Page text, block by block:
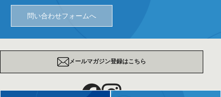
問い合わせフォームへ
メールマガジン登録はこちら